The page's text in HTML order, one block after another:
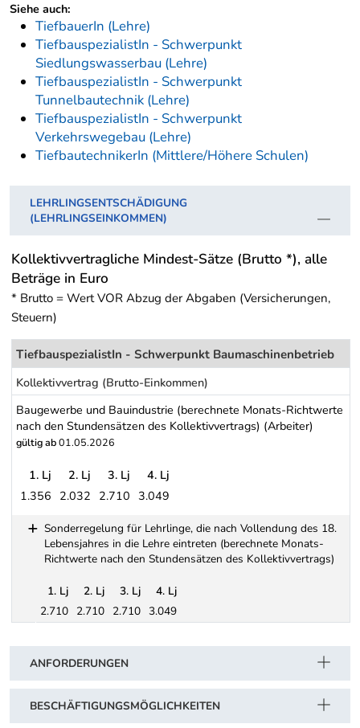
Siehe auch:
TiefbauerIn (Lehre)
TiefbauspezialistIn - Schwerpunkt
Siedlungswasserbau (Lehre)
TiefbauspezialistIn - Schwerpunkt
Tunnelbautechnik (Lehre)
TiefbauspezialistIn - Schwerpunkt
Verkehrswegebau (Lehre)
TiefbautechnikerIn (Mittlere/Höhere Schulen)
LEHRLINGSENTSCHÄDIGUNG
(LEHRLINGSEINKOMMEN)
Kollektivvertragliche Mindest-Sätze (Brutto *), alle
Beträge in Euro
* Brutto = Wert VOR Abzug der Abgaben (Versicherungen,
Steuern)
TiefbauspezialistIn - Schwerpunkt Baumaschinenbetrieb
Kollektivvertrag (Brutto-Einkommen)
Baugewerbe und Bauindustrie (berechnete Monats-Richtwerte
nach den Stundensätzen des Kollektivvertrags) (Arbeiter)
gültig ab01.05.2026
1. Lj 2. Lj 3. Lj
4. Lj
1.356 2.032 2.710 3.049
Sonderregelung für Lehrlinge, die nach Vollendung des 18.
Lebensjahres in die Lehre eintreten (berechnete Monats-
Richtwerte nach den Stundensätzen des Kollektivvertrags)
1. Lj 2. Lj 3. Lj
4. Lj
2.710 2.710 2.710 3.049
ANFORDERUNGEN
BESCHÄFTIGUNGSMÖGLICHKEITEN